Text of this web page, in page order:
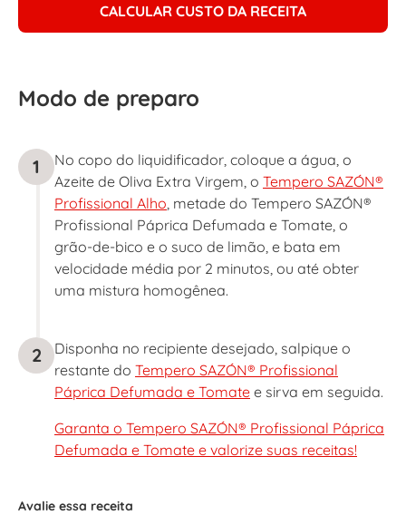
CALCULAR CUSTO DA RECEITA
Modo de preparo
1
No copo do liquidificador, coloque a água, o
Azeite de Oliva Extra Virgem, o Tempero SAZÓN®
Profissional Alho , metade do Tempero SAZÓN®
Profissional Páprica Defumada e Tomate, o
grão-de-bico e o suco de limão, e bata em
velocidade média por 2 minutos, ou até obter
uma mistura homogênea.
2
Disponha no recipiente desejado, salpique o
restante do Tempero SAZÓN® Profissional
Páprica Defumada e Tomate e sirva em seguida.
Garanta o Tempero SAZÓN® Profissional Páprica
Defumada e Tomate e valorize suas receitas!
Avalie essa receita